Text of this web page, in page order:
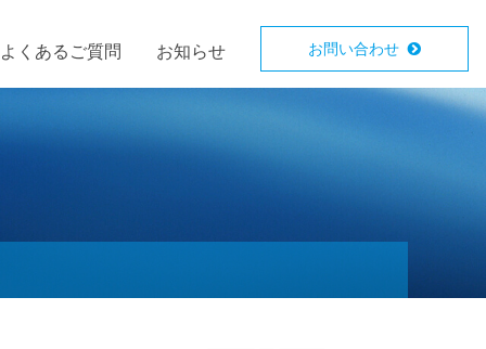
よくあるご質問 お知らせ お問い合わせ